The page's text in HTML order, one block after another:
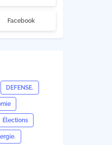
Facebook
DEFENSE.
Élections